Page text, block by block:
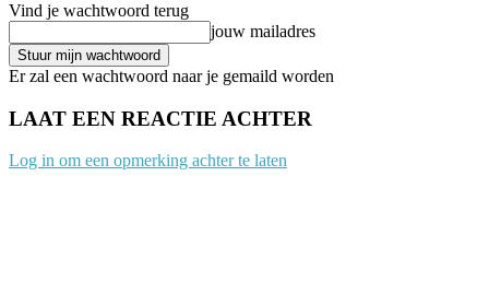
Vind je wachtwoord terug
jouw mailadres
Er zal een wachtwoord naar je gemaild worden
LAAT EEN REACTIE ACHTER
Log in om een opmerking achter te laten